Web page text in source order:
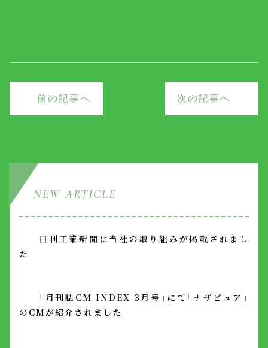
前の記事へ 次の記事へ
NEW ARTICLE
日刊工業新聞に当社の取り組みが掲載されまし
た
「月刊誌CM INDEX 3月号」にて「ナザピュア」
のCMが紹介されました